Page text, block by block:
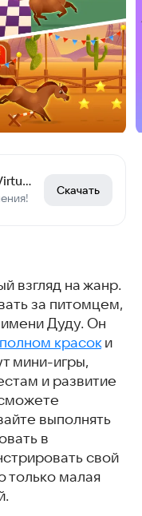
Pixie the Pony - My Virtual Pet
Скачать
взгляд на жанр.
за питомцем,
Дуду. Он
красоки
мини-игры,
и развитие
выполнять
в
свой
только малая